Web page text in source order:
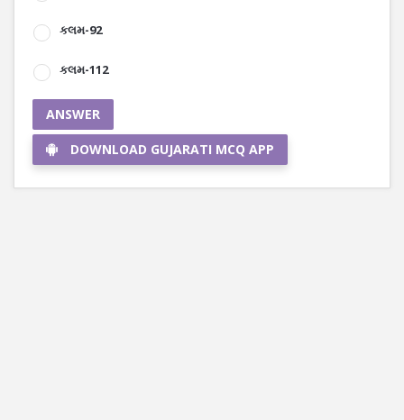
કલમ-92
કલમ-112
ANSWER
DOWNLOAD GUJARATI MCQ APP